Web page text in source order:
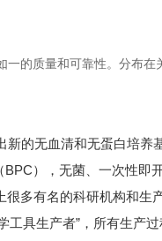
的质量和可靠性。分布
的无血清和无蛋白培养
），无菌、一次性即
多有名的科研机构和生
工具生产者”，所有生产